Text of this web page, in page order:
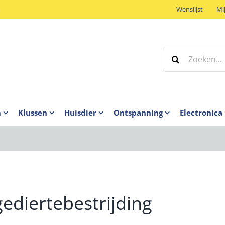
Wenslijst
Zoeken
naar:
Klussen Huisdier Ontspanning Electronica